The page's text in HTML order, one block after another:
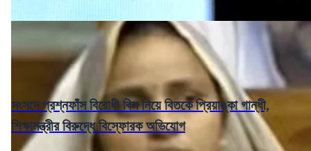
সংসদে প্রশ্নফাঁস বিরোধী বিল নিয়ে বিতর্কে প্রিয়াঙ্কা গান্ধী,
শিক্ষামন্ত্রীর বিরুদ্ধে বিস্ফোরক অভিযোগ